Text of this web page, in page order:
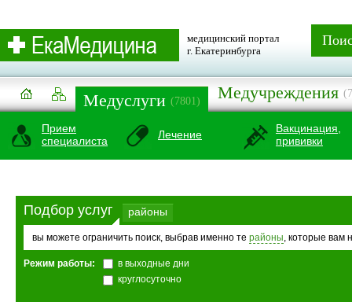
медицинский портал
г. Екатеринбурга
Медуслуги (7801) Медучреждения
Прием
специалиста
Лечение
Вакцинация,
прививки
Подбор услуг районы
вы можете ограничить поиск, выбрав именно те районы, которые вам
Режим работы:
в выходные дни
круглосуточно